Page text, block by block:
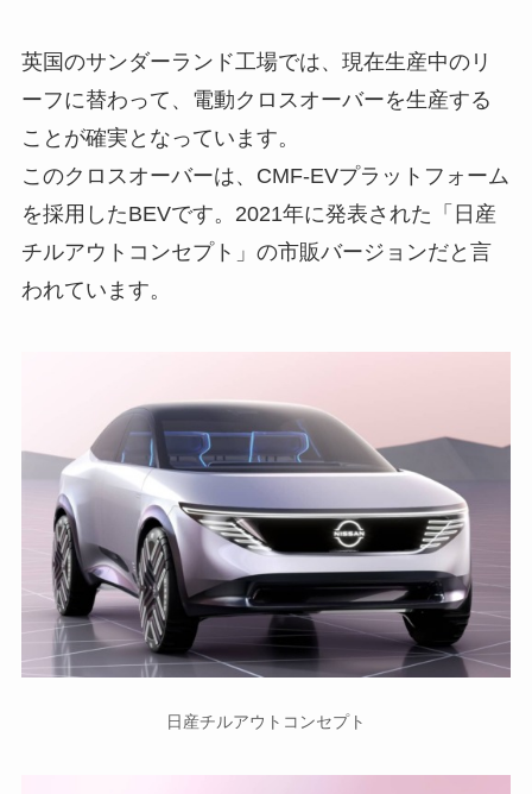
英国のサンダーランド工場では、現在生産中のリ
ーフに替わって、電動クロスオーバーを生産する
ことが確実となっています。
このクロスオーバーは、CMF-EVプラットフォーム
を採用したBEVです。2021年に発表された「日産
チルアウトコンセプト」の市販バージョンだと言
われています。
日産チルアウトコンセプト